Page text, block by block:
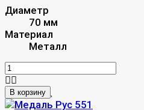
Диаметр
70 мм
Материал
Металл
В корзину